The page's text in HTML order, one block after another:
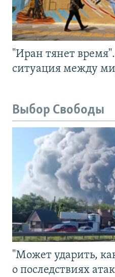
"Иран тянет
ситуация между
Выбор Свободы
"Может ударить,
о последствиях